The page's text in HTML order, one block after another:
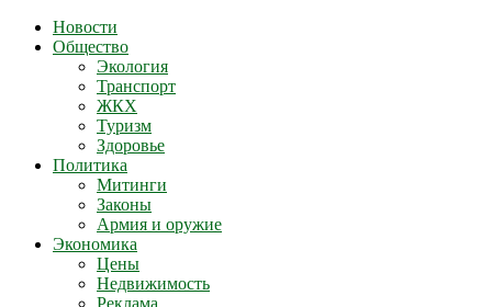
Новости
Общество
Экология
Транспорт
ЖКХ
Туризм
Здоровье
Политика
Митинги
Законы
Армия и оружие
Экономика
Цены
Недвижимость
Реклама